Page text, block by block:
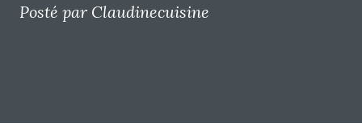
Posté par Claudinecuisine